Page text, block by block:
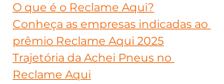
O que é o Reclame Aqui?
Conheça as empresas indicadas ao
prêmio Reclame Aqui 2025
Trajetória da Achei Pneus no
Reclame Aqui